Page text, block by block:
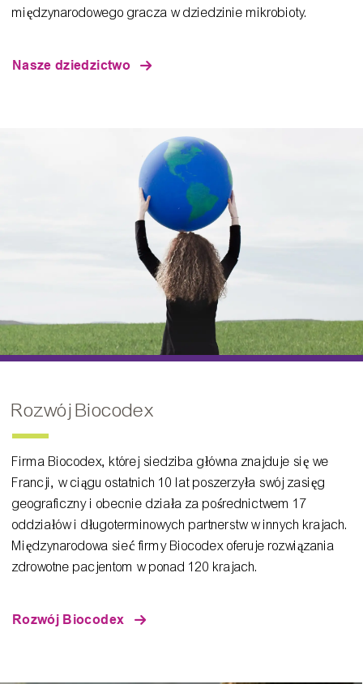
międzynarodowego gracza w dziedzinie mikrobioty.
Nasze dziedzictwo
Rozwój Biocodex
Firma Biocodex, której siedziba główna znajduje się we
Francji, w ciągu ostatnich 10 lat poszerzyła swój zasięg
geograficzny i obecnie działa za pośrednictwem 17
oddziałów i długoterminowych partnerstw w innych krajach.
Międzynarodowa sieć firmy Biocodex oferuje rozwiązania
zdrowotne pacjentom w ponad 120 krajach.
Rozwój Biocodex